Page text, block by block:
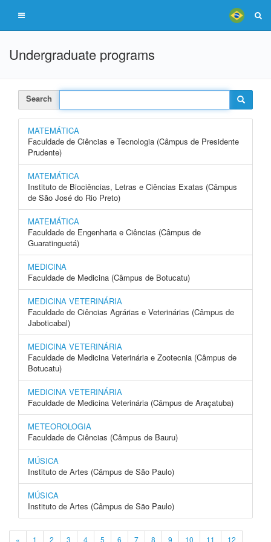
Undergraduate programs
Search
MATEMÁTICA
Faculdade de Ciências e Tecnologia (Câmpus de Presidente
Prudente)
MATEMÁTICA
Instituto de Biociências, Letras e Ciências Exatas (Câmpus
de São José do Rio Preto)
MATEMÁTICA
Faculdade de Engenharia e Ciências (Câmpus de
Guaratinguetá)
MEDICINA
Faculdade de Medicina (Câmpus de Botucatu)
MEDICINA VETERINÁRIA
Faculdade de Ciências Agrárias e Veterinárias (Câmpus de
Jaboticabal)
MEDICINA VETERINÁRIA
Faculdade de Medicina Veterinária e Zootecnia (Câmpus de
Botucatu)
MEDICINA VETERINÁRIA
Faculdade de Medicina Veterinária (Câmpus de Araçatuba)
METEOROLOGIA
Faculdade de Ciências (Câmpus de Bauru)
MÚSICA
Instituto de Artes (Câmpus de São Paulo)
MÚSICA
Instituto de Artes (Câmpus de São Paulo)
« 1 2 3 4 5 6 7 8 9 10 11 12